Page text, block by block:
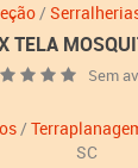
/
TELA
Sem
/
SC